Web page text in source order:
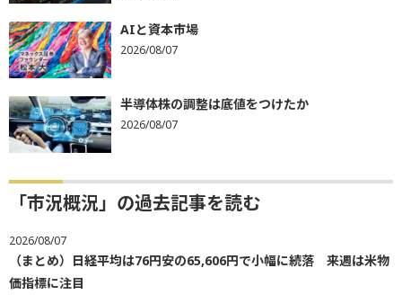
AIと資本市場
2026/08/07
半導体株の調整は底値をつけたか
2026/08/07
「市況概況」の過去記事を読む
2026/08/07
（まとめ）日経平均は76円安の65,606円で小幅に続落 来週は米物
価指標に注目